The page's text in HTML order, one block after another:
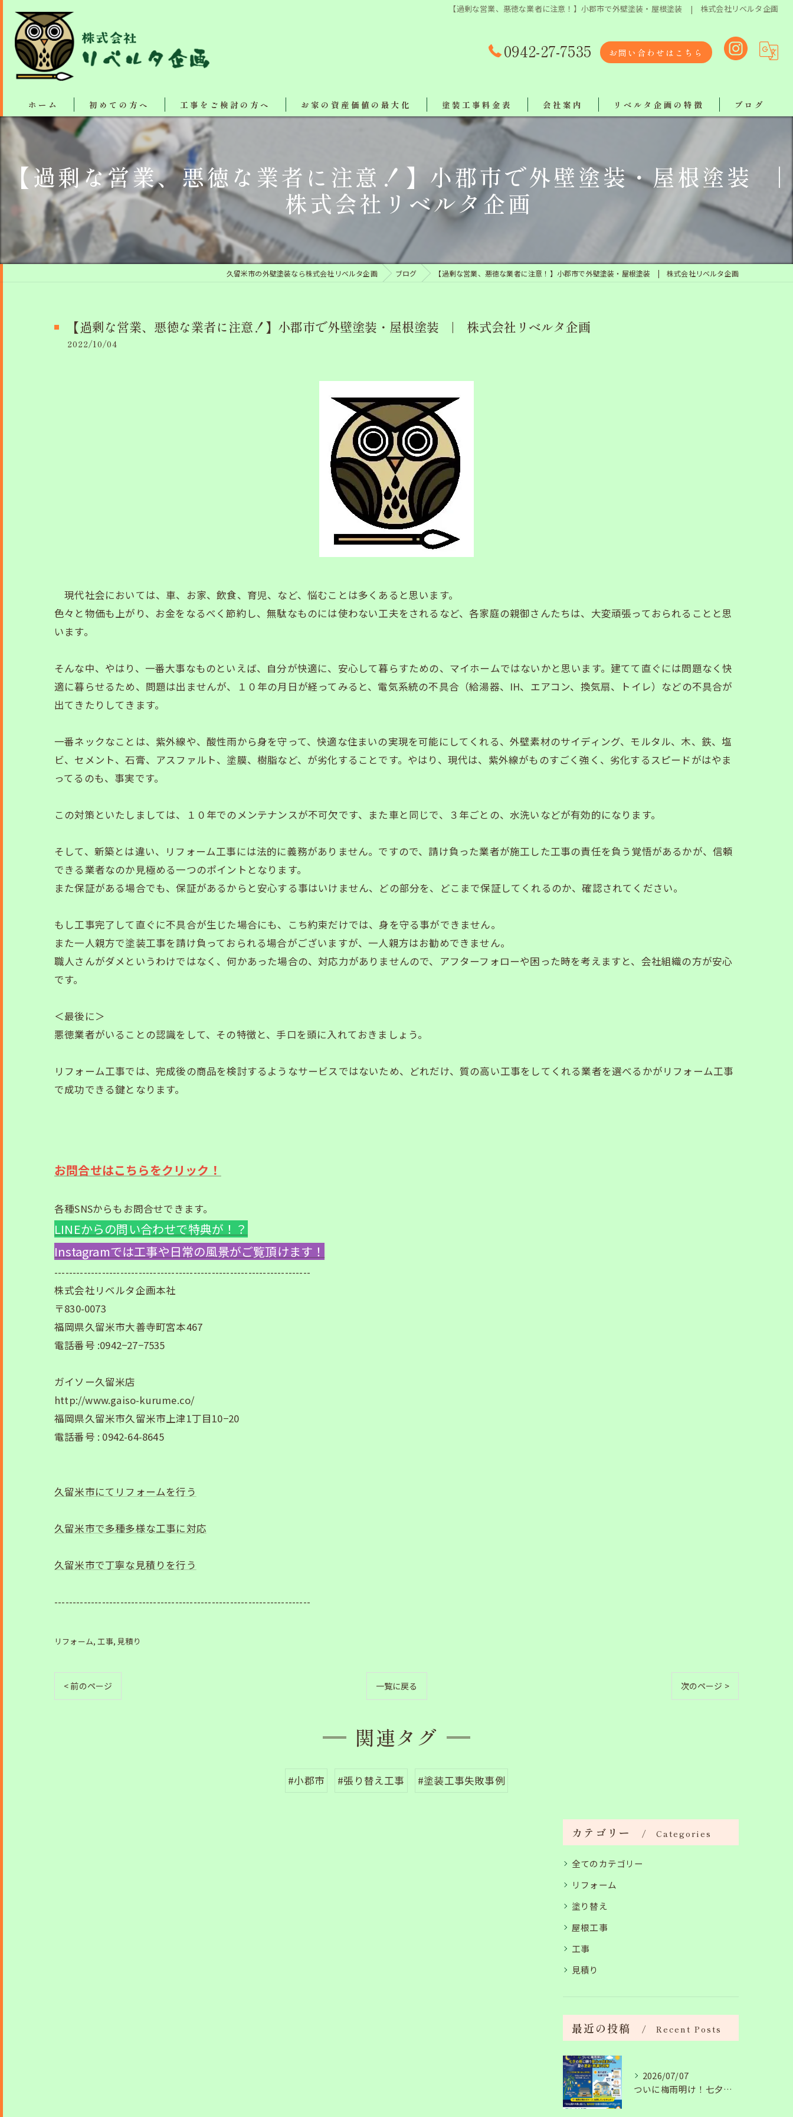
【過剰な営業、悪徳な業者に注意！】小郡市で外壁塗装・屋根塗装 | 株式会社リベルタ企画
0942-27-7535 お問い合わせはこちら
ホーム 初めての方へ 工事をご検討の方へ
塗装・リフォーム施工事例
断熱、防音、結露防止対策
屋根カバー工法
お家の資産価値の最大化 塗装工事料金表 会社案内
リクルート
リベルタスタッフ紹介
リベルタ企画の特徴
塗り替え
地域最安値で施工！ラインでお気軽にご相談
ブログ
【過剰な営業、悪徳な業者に注意！】小郡市で外壁塗装・屋根塗装 |
株式会社リベルタ企画
久留米市の外壁塗装なら株式会社リベルタ企画 ブログ 【過剰な営業、悪徳な業者に注意！】小郡市で外壁塗装・屋根塗装 | 株式会社リベルタ企画
【過剰な営業、悪徳な業者に注意！】小郡市で外壁塗装・屋根塗装 | 株式会社リベルタ企画
2022/10/04
現代社会においては、車、お家、飲食、育児、など、悩むことは多くあると思います。
色々と物価も上がり、お金をなるべく節約し、無駄なものには使わない工夫をされるなど、各家庭の親御さんたちは、大変頑張っておられることと思
います。
そんな中、やはり、一番大事なものといえば、自分が快適に、安心して暮らすための、マイホームではないかと思います。建てて直ぐには問題なく快
適に暮らせるため、問題は出ませんが、１０年の月日が経ってみると、電気系統の不具合（給湯器、IH、エアコン、換気扇、トイレ）などの不具合が
出てきたりしてきます。
一番ネックなことは、紫外線や、酸性雨から身を守って、快適な住まいの実現を可能にしてくれる、外壁素材のサイディング、モルタル、木、鉄、塩
ビ、セメント、石膏、アスファルト、塗膜、樹脂など、が劣化することです。やはり、現代は、紫外線がものすごく強く、劣化するスピードがはやま
ってるのも、事実です。
この対策といたしましては、１０年でのメンテナンスが不可欠です、また車と同じで、３年ごとの、水洗いなどが有効的になります。
そして、新築とは違い、リフォーム工事には法的に義務がありません。ですので、請け負った業者が施工した工事の責任を負う覚悟があるかが、信頼
できる業者なのか見極める一つのポイントとなります。
また保証がある場合でも、保証があるからと安心する事はいけません、どの部分を、どこまで保証してくれるのか、確認されてください。
もし工事完了して直ぐに不具合が生じた場合にも、こち約束だけでは、身を守る事ができません。
また一人親方で塗装工事を請け負っておられる場合がございますが、一人親方はお勧めできません。
職人さんがダメというわけではなく、何かあった場合の、対応力がありませんので、アフターフォローや困った時を考えますと、会社組織の方が安心
です。
＜最後に＞
悪徳業者がいることの認識をして、その特徴と、手口を頭に入れておきましょう。
リフォーム工事では、完成後の商品を検討するようなサービスではないため、どれだけ、質の高い工事をしてくれる業者を選べるかがリフォーム工事
で成功できる鍵となります。
お問合せはこちらをクリック！
各種SNSからもお問合せできます。
LINEからの問い合わせで特典が！？
Instagramでは工事や日常の風景がご覧頂けます！
----------------------------------------------------------------------
株式会社リベルタ企画本社
〒830-0073
福岡県久留米市大善寺町宮本467
電話番号 :0942−27−7535
ガイソー久留米店
http://www.gaiso-kurume.co/
福岡県久留米市久留米市上津1丁目10−20
電話番号 : 0942-64-8645
久留米市にてリフォームを行う
久留米市で多種多様な工事に対応
久留米市で丁寧な見積りを行う
----------------------------------------------------------------------
リフォーム 工事 見積り
< 前のページ 一覧に戻る 次のページ >
関連タグ
#小郡市 #張り替え工事 #塗装工事失敗事例
カテゴリー Categories
全てのカテゴリー
リフォーム
塗り替え
屋根工事
工事
見積り
最近の投稿 Recent Posts
2026/07/07
ついに梅雨明け！七夕の夜に願う安心の住まいと、夏の塗装・雨漏り対策